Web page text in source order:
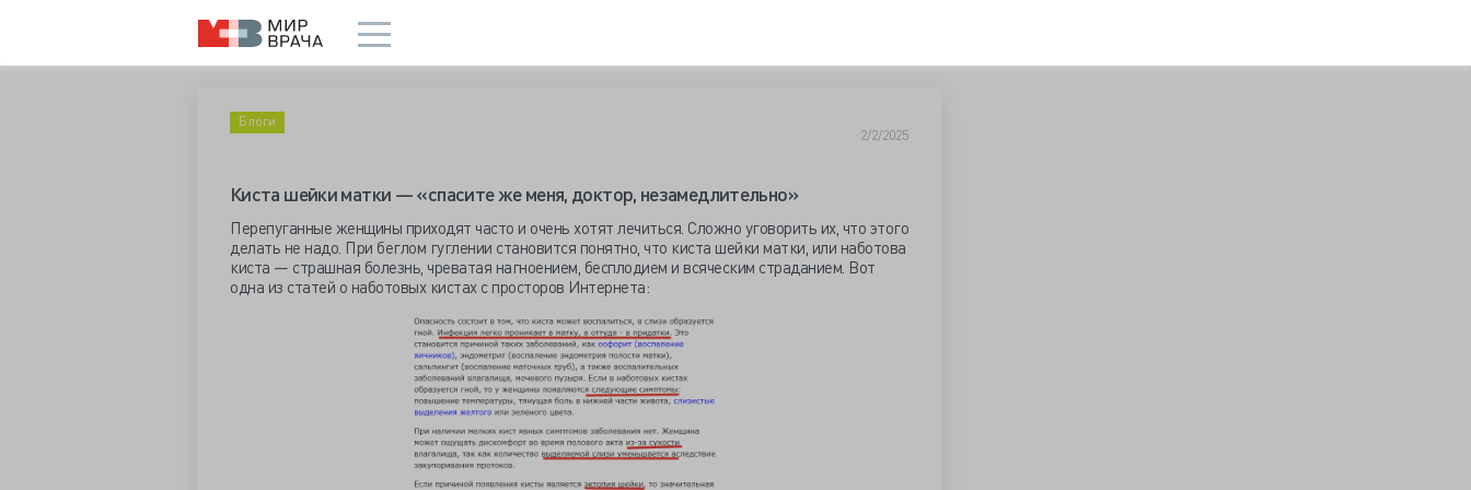
Блоги
2/2/2025
Киста шейки матки — «спасите же меня, доктор, незамедлительно»
Перепуганные женщины приходят часто и очень хотят лечиться. Сложно уговорить их, что этого
делать не надо. При беглом гуглении становится понятно, что киста шейки матки, или наботова
киста — страшная болезнь, чреватая нагноением, бесплодием и всяческим страданием. Вот
одна из статей о наботовых кистах с просторов Интернета: